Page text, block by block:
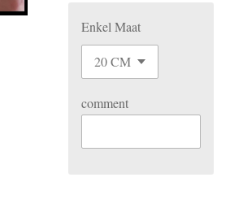
Enkel Maat
comment